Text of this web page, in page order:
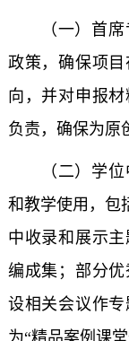
（一）首
政策，确保项
向，并对申报
负责，确保为原
（二）学
和教学使用，包
中收录和展示
编成集；部分
设相关会议作